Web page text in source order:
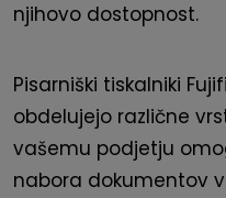
njihovo dostopnost.
Pisarniški tiskalniki
obdelujejo različne
vašemu podjetju
nabora dokumentov